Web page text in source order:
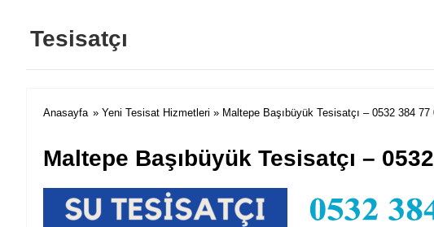
Tesisatçı
Anasayfa » Yeni Tesisat Hizmetleri » Maltepe Başıbüyük Tesisatçı – 0532 384 77
Maltepe Başıbüyük Tesisatçı –